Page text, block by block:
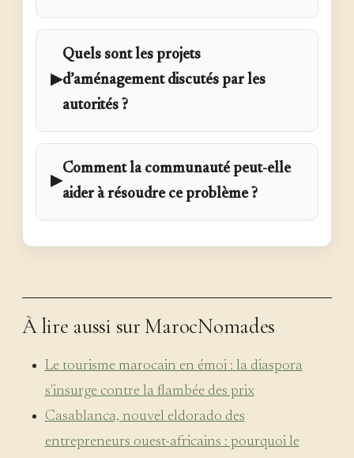
▶
Quels sont les projets
d’aménagement discutés par les
autorités ?
▶
Comment la communauté peut-elle
aider à résoudre ce problème ?
À lire aussi sur MarocNomades
Le tourisme marocain en émoi : la diaspora
s'insurge contre la flambée des prix
Casablanca, nouvel eldorado des
entrepreneurs ouest-africains : pourquoi le